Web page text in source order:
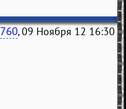
760, 09 Ноября 12 16:30